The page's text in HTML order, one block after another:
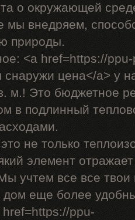
о окружающей
мы внедряем,
природы.
<a href=https://
цена</a> у
м.! Это бюджетное
в подлинный
не только
элемент
учтем все все
дом еще более
ppu-